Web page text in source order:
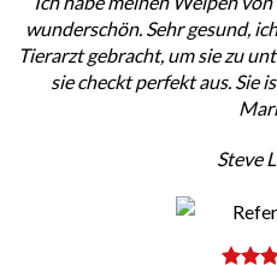
wunderschön. Sehr gesund,
Tierarzt gebracht, um sie zu
sie checkt perfekt aus. Sie
Steve